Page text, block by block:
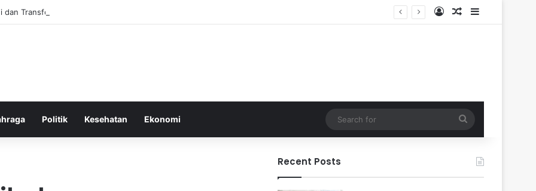
dan Transformasi Pertanian melalui Teknologi Digital Log InRandom Article
Sidebar
Politik Kesehatan Ekonomi
for
Recent Posts